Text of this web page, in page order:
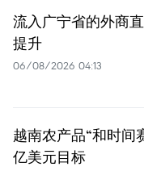
流入广宁省的外商
提升
06/08/2026 04:13
越南农产品“和时间
亿美元目标